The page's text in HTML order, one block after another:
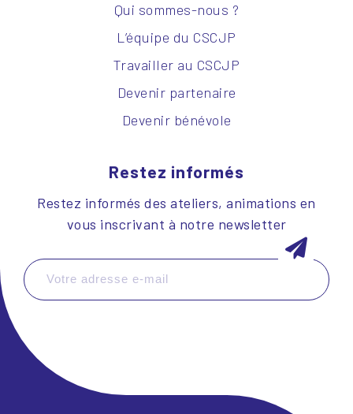
Qui sommes-nous ?
L’équipe du CSCJP
Travailler au CSCJP
Devenir partenaire
Devenir bénévole
Restez informés
Restez informés des ateliers, animations en
vous inscrivant à notre newsletter